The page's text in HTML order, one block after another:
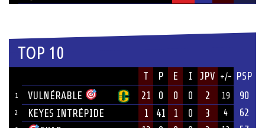
TOP 10
T P E I JPV +/- PSP
1 VULNÉRABLE 21 0 0 0 2 19 90
2 KEYES INTRÉPIDE 1 41 1 0 3 4 62